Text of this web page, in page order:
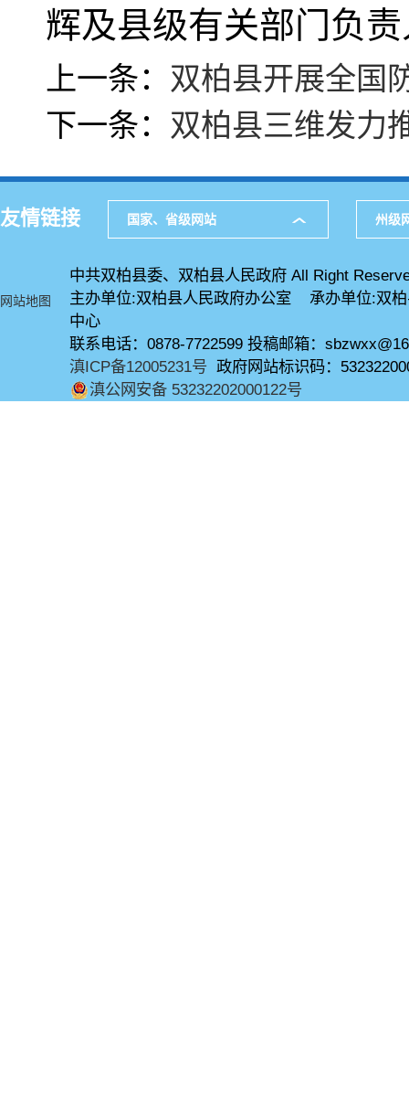
辉及县级有关部门负
上一条： 双柏县开展全国
下一条： 双柏县三维发力
友情链接 国家、省级网站 州级
网站地图
中共双柏县委、双柏县人民政府 All Right
主办单位:双柏县人民政府办公室 承办单位:双
中心
联系电话：0878-7722599 投稿邮箱：
滇ICP备12005231号 政府网站标识码：
滇公网安备 53232202000122号